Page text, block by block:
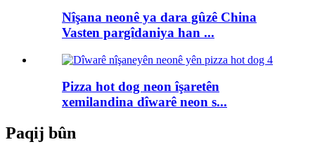
Nîşana neonê ya dara gûzê China
Vasten pargîdaniya han ...
Pizza hot dog neon îşaretên
xemilandina dîwarê neon s...
Paqij bûn